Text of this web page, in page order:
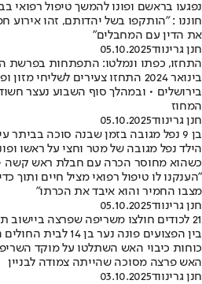
נפגעו בראשם ופונו להמשך טיפול רפואי
חוננו : "הותקפו בשל יהדותם, זהו אירוע
את הדין עם המחבלים"
חנן גרינווד05.10.2025
התחזו, כפתו ונמלטו: התפתחות בפרשת
בינואר 2024 התחזו צעירים
בירושלים • ובמהלך סוף השבוע נעצר
המחוז
חנן גרינווד05.10.2025
בן 9 נפל מגובה בזמן שבנה סוכה בביתר עילית - מצבו קשה
הילד נפל מגובה של מטר וחצי על ראשו
כשהוא מחוסר הכרה עם חבלת ראש קשה
"הענקנו לו טיפול רפואי מציל חיים ותוך
מצבו החמיר והוא איבד את הכרתו"
חנן גרינווד05.10.2025
21 לכודים חולצו משריפה שפרצה ביישוב תל ציון שבבנימין
בין הפצועים פונה נער
כוחות כיבוי האש השתלטו על מוקד
האש פרצה מסוכה שהייתה צמודה לבניין
חנן גרינווד03.10.2025